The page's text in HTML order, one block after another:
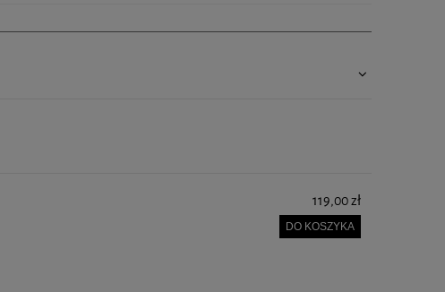
119,00 zł
DO KOSZYKA